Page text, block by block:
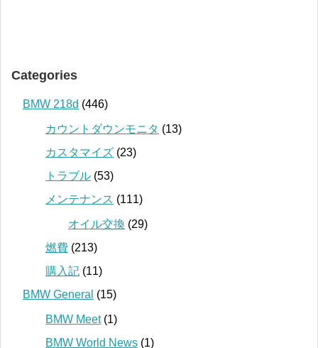
Categories
BMW 218d (446)
カウントダウンモニタ (13)
カスタマイズ (23)
トラブル (53)
メンテナンス (111)
オイル交換 (29)
燃費 (213)
購入記 (11)
BMW General (15)
BMW Meet(1)
BMW World News (1)